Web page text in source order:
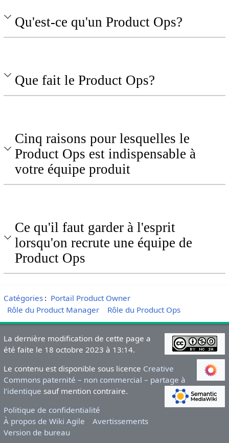
Qu'est-ce qu'un Product Ops?
Que fait le Product Ops?
Cinq raisons pour lesquelles le
Product Ops est indispensable à
votre équipe produit
Ce qu'il faut garder à l'esprit
lorsqu'on recrute une équipe de
Product Ops
Catégories: Portail Product Owner
Rôle du Product Manager
Rôle du Product Ops
La dernière modification de cette page a
été faite le 18 octobre 2023 à 13:14.
Le contenu est disponible sous licence Creative
Commons paternité – non commercial – partage à
l’identique sauf mention contraire.
Politique de confidentialité
À propos de Wiki Agile
Avertissements
Version de bureau